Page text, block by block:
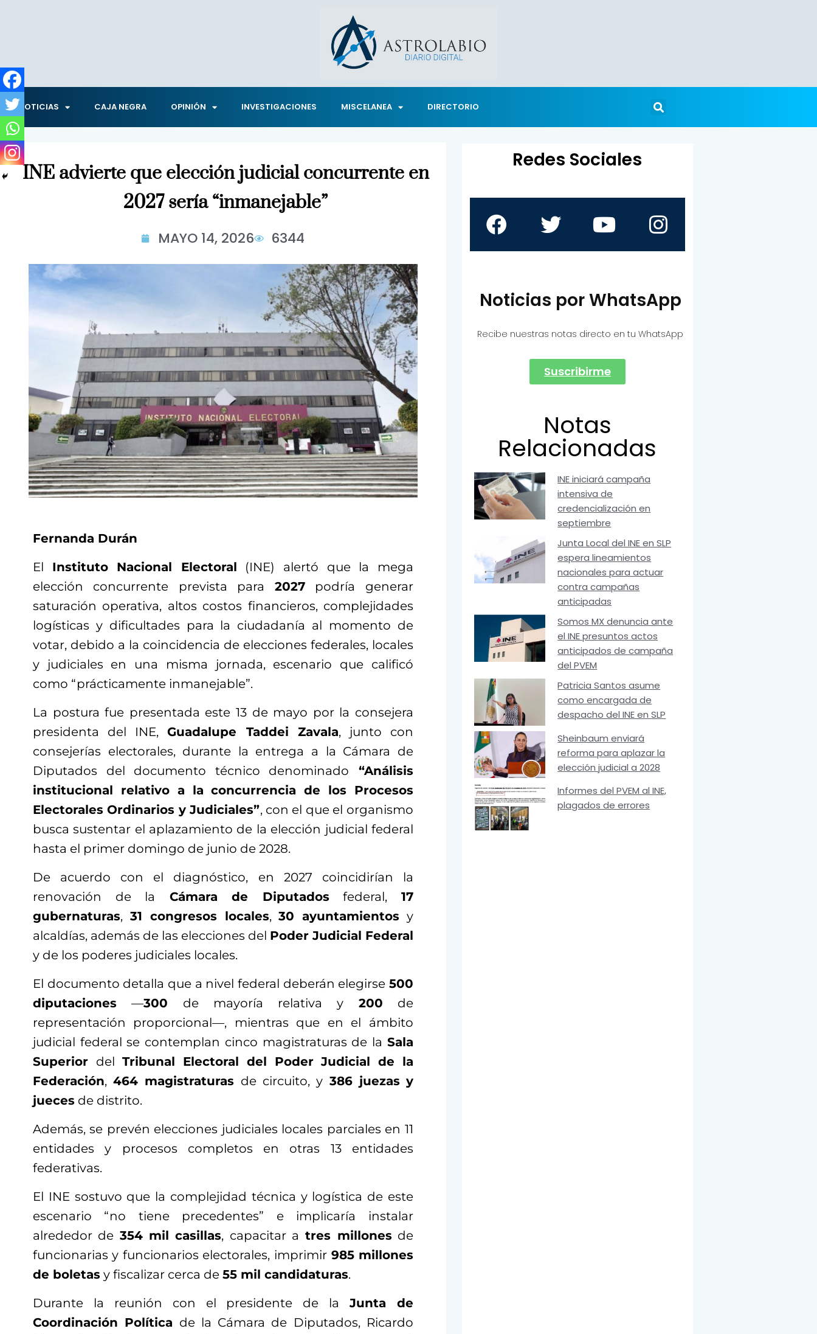
NOTICIAS CAJA NEGRA OPINIÓN INVESTIGACIONES MISCELANEA DIRECTORIO
INE advierte que elección judicial concurrente en
2027 sería “inmanejable”
MAYO 14, 2026 6344
Fernanda Durán
El Instituto Nacional Electoral (INE) alertó que la mega
elección concurrente prevista para 2027 podría generar
saturación operativa, altos costos financieros, complejidades
logísticas y dificultades para la ciudadanía al momento de
votar, debido a la coincidencia de elecciones federales, locales
y judiciales en una misma jornada, escenario que calificó
como “prácticamente inmanejable”.
La postura fue presentada este 13 de mayo por la consejera
presidenta del INE,Guadalupe Taddei Zavala, junto con
consejerías electorales, durante la entrega a la Cámara de
Diputados del documento técnico denominado “Análisis
institucional relativo a la concurrencia de los Procesos
Electorales Ordinarios y Judiciales”, con el que el organismo
busca sustentar el aplazamiento de la elección judicial federal
hasta el primer domingo de junio de 2028.
De acuerdo con el diagnóstico, en 2027 coincidirían la
renovación de la Cámara de Diputados federal, 17
gubernaturas, 31 congresos locales,30 ayuntamientos y
alcaldías, además de las elecciones del Poder Judicial Federal
y de los poderes judiciales locales.
El documento detalla que a nivel federal deberán elegirse 500
diputaciones —300 de mayoría relativa y 200 de
representación proporcional—, mientras que en el ámbito
judicial federal se contemplan cinco magistraturas de la Sala
Superior del Tribunal Electoral del Poder Judicial de la
Federación,464 magistraturas de circuito, y 386 juezas y
jueces de distrito.
Además, se prevén elecciones judiciales locales parciales en 11
entidades y procesos completos en otras 13 entidades
federativas.
El INE sostuvo que la complejidad técnica y logística de este
escenario “no tiene precedentes” e implicaría instalar
alrededor de 354 mil casillas, capacitar a tres millones de
funcionarias y funcionarios electorales, imprimir 985 millones
de boletas y fiscalizar cerca de 55 mil candidaturas.
Durante la reunión con el presidente de laJunta de
Coordinación Política de la Cámara de Diputados, Ricardo
Redes Sociales
Noticias por WhatsApp
Recibe nuestras notas directo en tu WhatsApp
Suscribirme
Notas
Relacionadas
INE iniciará campaña
intensiva de
credencialización en
septiembre
Junta Local del INE en SLP
espera lineamientos
nacionales para actuar
contra campañas
anticipadas
Somos MX denuncia ante
el INE presuntos actos
anticipados de campaña
del PVEM
Patricia Santos asume
como encargada de
despacho del INE en SLP
Sheinbaum enviará
reforma para aplazar la
elección judicial a 2028
Informes del PVEM al INE,
plagados de errores